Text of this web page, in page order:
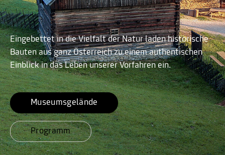
Eingebettet in die Vielfalt der Natur laden historische
Bauten aus ganz Österreich zu einem authentischen
Einblick in das Leben unserer Vorfahren ein.
Museumsgelände
Programm